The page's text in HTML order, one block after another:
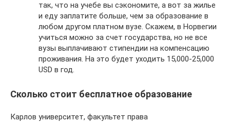
так, что на учебе вы сэкономите, а вот за жилье
и еду заплатите больше, чем за образование в
любом другом платном вузе. Скажем, в Норвегии
учиться можно за счет государства, но не все
вузы выплачивают стипендии на компенсацию
проживания. На это будет уходить 15,000-25,000
USD в год.
Сколько стоит бесплатное образование
Карлов университет, факультет права